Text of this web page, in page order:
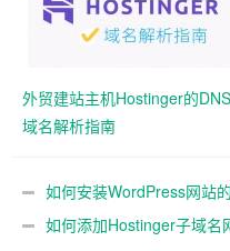
外贸建站主机Hostinger的DNS
域名解析指南
如何安装WordPress网站
如何添加Hostinger子域名